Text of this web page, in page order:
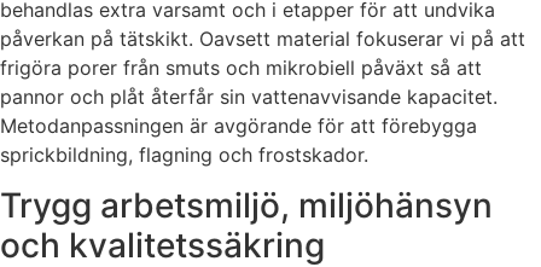
behandlas extra varsamt och i etapper för att undvika
påverkan på tätskikt. Oavsett material fokuserar vi på att
frigöra porer från smuts och mikrobiell påväxt så att
pannor och plåt återfår sin vattenavvisande kapacitet.
Metodanpassningen är avgörande för att förebygga
sprickbildning, flagning och frostskador.
Trygg arbetsmiljö, miljöhänsyn
och kvalitetssäkring